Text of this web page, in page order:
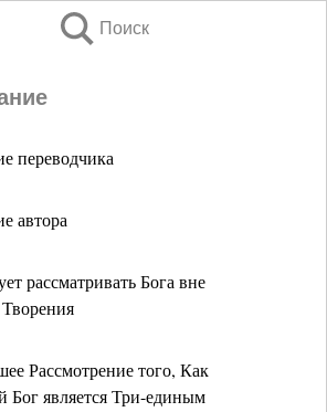
Поиск
переводчика
автора
рассматривать Бога вне
Рассмотрение того, Как
Бог является Три-единым